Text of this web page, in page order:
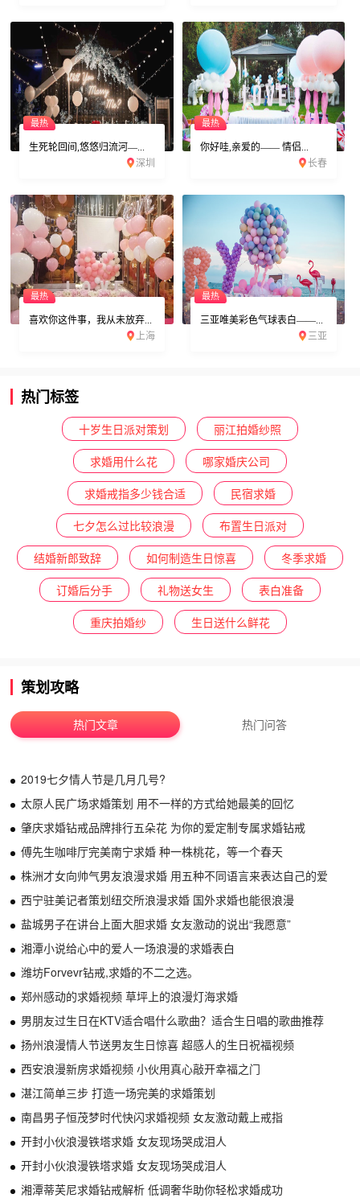
最热
生死轮回间,悠悠归流河—...
深圳
最热
你好哇,亲爱的—— 情侣...
长春
最热
喜欢你这件事，我从未放弃...
上海
最热
三亚唯美彩色气球表白——...
三亚
热门标签
十岁生日派对策划
丽江拍婚纱照
求婚用什么花
哪家婚庆公司
求婚戒指多少钱合适
民宿求婚
七夕怎么过比较浪漫
布置生日派对
结婚新郎致辞
如何制造生日惊喜
冬季求婚
订婚后分手
礼物送女生
表白准备
重庆拍婚纱
生日送什么鲜花
策划攻略
热门文章 热门问答
2019七夕情人节是几月几号?
太原人民广场求婚策划 用不一样的方式给她最美的回忆
肇庆求婚钻戒品牌排行五朵花 为你的爱定制专属求婚钻戒
傅先生咖啡厅完美南宁求婚 种一株桃花，等一个春天
株洲才女向帅气男友浪漫求婚 用五种不同语言来表达自己的爱
西宁驻美记者策划纽交所浪漫求婚 国外求婚也能很浪漫
盐城男子在讲台上面大胆求婚 女友激动的说出“我愿意”
湘潭小说给心中的爱人一场浪漫的求婚表白
潍坊Forvevr钻戒,求婚的不二之选。
郑州感动的求婚视频 草坪上的浪漫灯海求婚
男朋友过生日在KTV适合唱什么歌曲？适合生日唱的歌曲推荐
扬州浪漫情人节送男友生日惊喜 超感人的生日祝福视频
西安浪漫新房求婚视频 小伙用真心敲开幸福之门
湛江简单三步 打造一场完美的求婚策划
南昌男子恒茂梦时代快闪求婚视频 女友激动戴上戒指
开封小伙浪漫铁塔求婚 女友现场哭成泪人
开封小伙浪漫铁塔求婚 女友现场哭成泪人
湘潭蒂芙尼求婚钻戒解析 低调奢华助你轻松求婚成功